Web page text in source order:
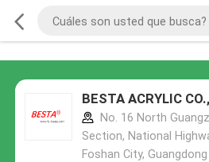
BESTA ACRYLIC
No. 16 North
Section, National
Foshan City,